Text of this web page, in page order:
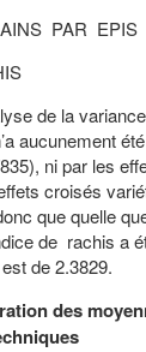
PAR EPIS
de la
aucunement
ni par les
croisés
que quelle
de rachis a
de 2.3829.
des